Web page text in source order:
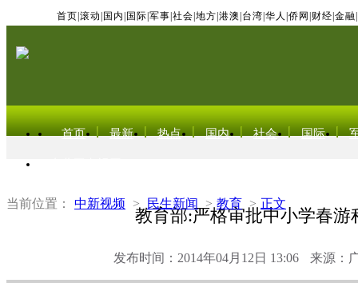
首页 滚动 国内 国际 军事 社会 地方 港澳 台湾 华人 侨网 财经 金融
首页 最新 热点 国内 社会 国际
当前位置： 中新视频 > 民生新闻 > 教育 > 正文
教育部:严格审批中小学春游
发布时间：2014年04月12日 13:06 来源：